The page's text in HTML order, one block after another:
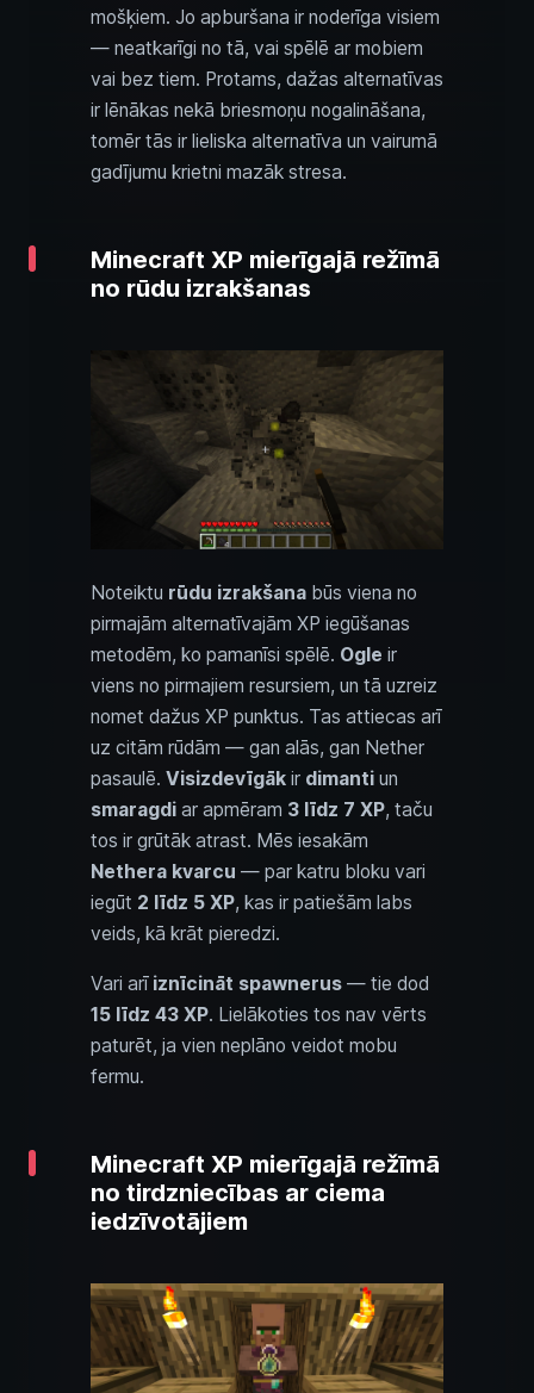
mošķiem. Jo apburšana ir noderīga visiem
— neatkarīgi no tā, vai spēlē ar mobiem
vai bez tiem. Protams, dažas alternatīvas
ir lēnākas nekā briesmoņu nogalināšana,
tomēr tās ir lieliska alternatīva un vairumā
gadījumu krietni mazāk stresa.
Minecraft XP mierīgajā režīmā
no rūdu izrakšanas
Noteiktu rūdu izrakšana būs viena no
pirmajām alternatīvajām XP iegūšanas
metodēm, ko pamanīsi spēlē. Ogle ir
viens no pirmajiem resursiem, un tā uzreiz
nomet dažus XP punktus. Tas attiecas arī
uz citām rūdām — gan alās, gan Nether
pasaulē. Visizdevīgāk ir dimanti un
smaragdi ar apmēram 3 līdz 7 XP, taču
tos ir grūtāk atrast. Mēs iesakām
Nethera kvarcu — par katru bloku vari
iegūt 2 līdz 5 XP, kas ir patiešām labs
veids, kā krāt pieredzi.
Vari arī iznīcināt spawnerus — tie dod
15 līdz 43 XP. Lielākoties tos nav vērts
paturēt, ja vien neplāno veidot mobu
fermu.
Minecraft XP mierīgajā režīmā
no tirdzniecības ar ciema
iedzīvotājiem